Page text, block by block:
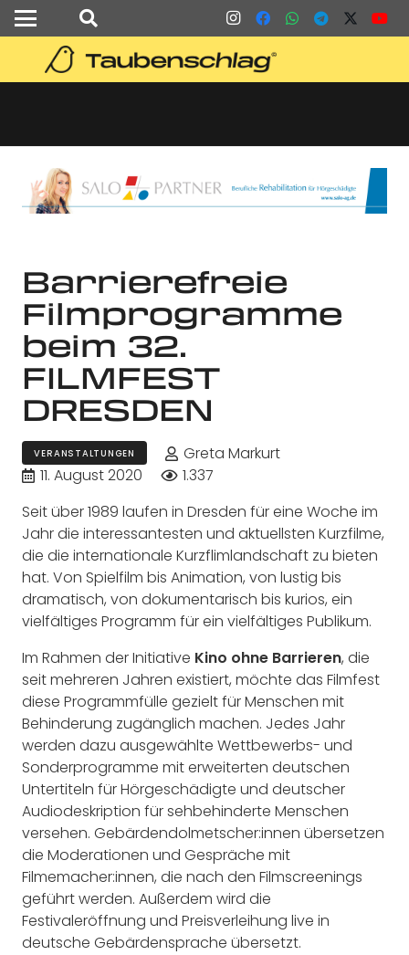
Barrierefreie
Filmprogramme
beim 32.
FILMFEST
DRESDEN
VERANSTALTUNGEN
Greta Markurt
11. August 2020
1.337
Seit über 1989 laufen in Dresden für eine Woche im
Jahr die interessantesten und aktuellsten Kurzfilme,
die die internationale Kurzflimlandschaft zu bieten
hat. Von Spielfilm bis Animation, von lustig bis
dramatisch, von dokumentarisch bis kurios, ein
vielfältiges Programm für ein vielfältiges Publikum.
Im Rahmen der Initiative Kino ohne Barrieren, die
seit mehreren Jahren existiert, möchte das Filmfest
diese Programmfülle gezielt für Menschen mit
Behinderung zugänglich machen. Jedes Jahr
werden dazu ausgewählte Wettbewerbs- und
Sonderprogramme mit erweiterten deutschen
Untertiteln für Hörgeschädigte und deutscher
Audiodeskription für sehbehinderte Menschen
versehen. Gebärdendolmetscher:innen übersetzen
die Moderationen und Gespräche mit
Filmemacher:innen, die nach den Filmscreenings
geführt werden. Außerdem wird die
Festivaleröffnung und Preisverleihung live in
deutsche Gebärdensprache übersetzt.